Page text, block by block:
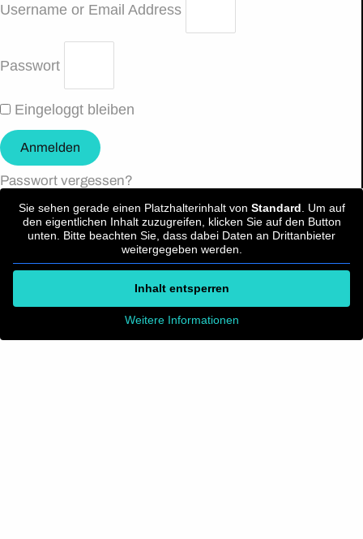
Username or Email Address
Passwort
Eingeloggt bleiben
Anmelden
Passwort vergessen?
Sie sehen gerade einen Platzhalterinhalt von Standard. Um auf
den eigentlichen Inhalt zuzugreifen, klicken Sie auf den Button
unten. Bitte beachten Sie, dass dabei Daten an Drittanbieter
weitergegeben werden.
Inhalt entsperren
Weitere Informationen